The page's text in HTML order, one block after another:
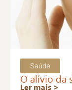
Saúde
O alívio da
Ler mais >